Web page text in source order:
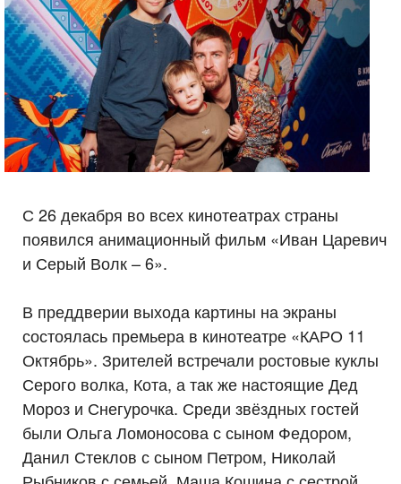
С 26 декабря во всех кинотеатрах страны
появился анимационный фильм «Иван Царевич
и Серый Волк – 6».
В преддверии выхода картины на экраны
состоялась премьера в кинотеатре «КАРО 11
Октябрь». Зрителей встречали ростовые куклы
Серого волка, Кота, а так же настоящие Дед
Мороз и Снегурочка. Среди звёздных гостей
были Ольга Ломоносова с сыном Федором,
Данил Стеклов с сыном Петром, Николай